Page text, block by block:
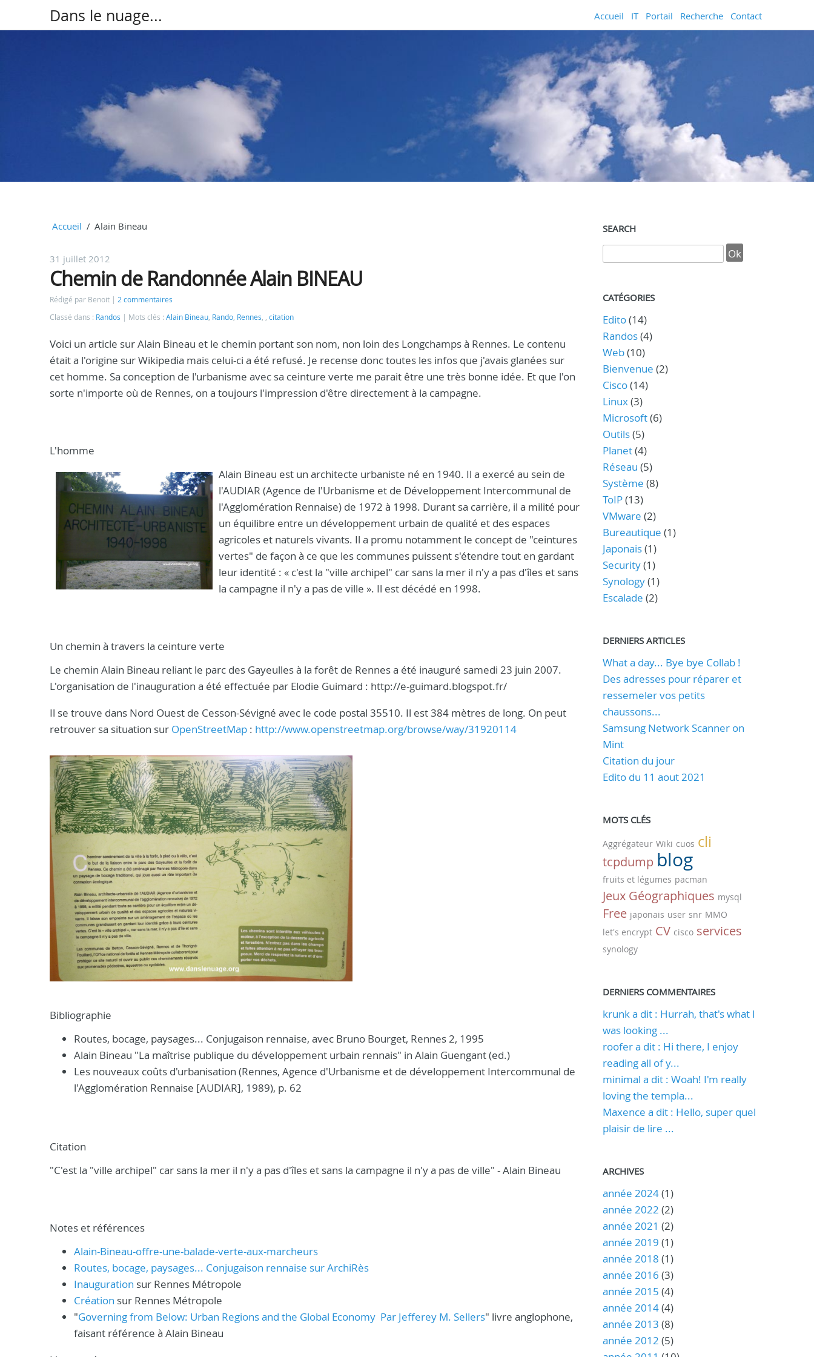
Dans le nuage... Accueil IT Portail Recherche Contact
Accueil Alain Bineau
31 juillet 2012
Chemin de Randonnée Alain BINEAU
Rédigé par Benoit
2 commentaires
Classé dans : Randos Mots clés : Alain Bineau, Rando, Rennes, , citation
Voici un article sur Alain Bineau et le chemin portant son nom, non loin des Longchamps à Rennes. Le contenu
était a l'origine sur Wikipedia mais celui-ci a été refusé. Je recense donc toutes les infos que j'avais glanées sur
cet homme. Sa conception de l'urbanisme avec sa ceinture verte me parait être une très bonne idée. Et que l'on
sorte n'importe où de Rennes, on a toujours l'impression d'être directement à la campagne.
L'homme
Alain Bineau est un architecte urbaniste né en 1940. Il a exercé au sein de
l'AUDIAR (Agence de l'Urbanisme et de Développement Intercommunal de
l'Agglomération Rennaise) de 1972 à 1998. Durant sa carrière, il a milité pour
un équilibre entre un développement urbain de qualité et des espaces
agricoles et naturels vivants. Il a promu notamment le concept de "ceintures
vertes" de façon à ce que les communes puissent s'étendre tout en gardant
leur identité : « c'est la "ville archipel" car sans la mer il n'y a pas d'îles et sans
la campagne il n'y a pas de ville ». Il est décédé en 1998.
Un chemin à travers la ceinture verte
Le chemin Alain Bineau reliant le parc des Gayeulles à la forêt de Rennes a été inauguré samedi 23 juin 2007.
L'organisation de l'inauguration a été effectuée par Elodie Guimard : http://e-guimard.blogspot.fr/
Il se trouve dans Nord Ouest de Cesson-Sévigné avec le code postal 35510. Il est 384 mètres de long. On peut
retrouver sa situation sur OpenStreetMap : http://www.openstreetmap.org/browse/way/31920114
Bibliographie
Routes, bocage, paysages... Conjugaison rennaise, avec Bruno Bourget, Rennes 2, 1995
Alain Bineau "La maîtrise publique du développement urbain rennais" in Alain Guengant (ed.)
Les nouveaux coûts d'urbanisation (Rennes, Agence d'Urbanisme et de développement Intercommunal de
l'Agglomération Rennaise [AUDIAR], 1989), p. 62
Citation
"C'est la "ville archipel" car sans la mer il n'y a pas d'îles et sans la campagne il n'y a pas de ville" - Alain Bineau
Notes et références
Alain-Bineau-offre-une-balade-verte-aux-marcheurs
Routes, bocage, paysages... Conjugaison rennaise sur ArchiRès
Inauguration sur Rennes Métropole
Création sur Rennes Métropole
"Governing from Below: Urban Regions and the Global Economy Par Jefferey M. Sellers" livre anglophone,
faisant référence à Alain Bineau
SEARCH
CATÉGORIES
Edito(14)
Randos(4)
Web(10)
Bienvenue (2)
Cisco(14)
Linux(3)
Microsoft(6)
Outils(5)
Planet(4)
Réseau (5)
Système (8)
ToIP(13)
VMware (2)
Bureautique (1)
Japonais(1)
Security(1)
Synology(1)
Escalade (2)
DERNIERS ARTICLES
What a day... Bye bye Collab !
Des adresses pour réparer et
ressemeler vos petits
chaussons...
Samsung Network Scanner on
Mint
Citation du jour
Edito du 11 aout 2021
MOTS CLÉS
Aggrégateur Wiki cuos cli
tcpdump blog
fruits et légumes pacman
Jeux Géographiques mysql
Free japonais user snr MMO
let's encrypt CV cisco services
synology
DERNIERS COMMENTAIRES
krunk a dit : Hurrah, that's what I
was looking ...
roofer a dit : Hi there, I enjoy
reading all of y...
minimal a dit : Woah! I'm really
loving the templa...
Maxence a dit : Hello, super quel
plaisir de lire ...
ARCHIVES
année 2024(1)
année 2022 (2)
année 2021 (2)
année 2019 (1)
année 2018 (1)
année 2016 (3)
année 2015 (4)
année 2014(4)
année 2013 (8)
année 2012 (5)